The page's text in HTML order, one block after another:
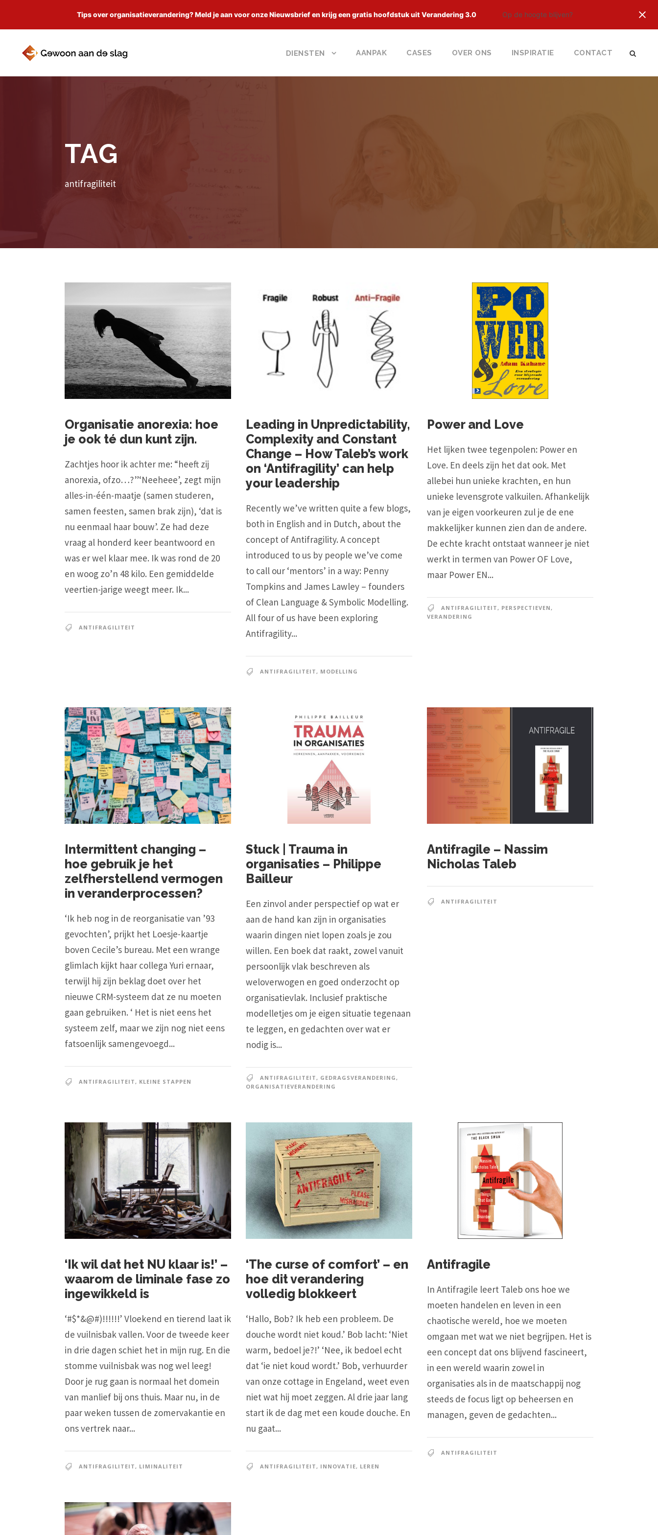
Tips over organisatieverandering? Meld je aan voor onze Nieuwsbrief en krijg een gratis hoofdstuk uit Verandering 3.0 Op de hoogte blijven?
DIENSTEN AANPAK CASES OVER ONS INSPIRATIE CONTACT
TAG
antifragiliteit
Organisatie anorexia: hoe
je ook té dun kunt zijn.
Zachtjes hoor ik achter me: “heeft zij
anorexia, ofzo…?”‘Neeheee’, zegt mijn
alles-in-één-maatje (samen studeren,
samen feesten, samen brak zijn), ‘dat is
nu eenmaal haar bouw’. Ze had deze
vraag al honderd keer beantwoord en
was er wel klaar mee. Ik was rond de 20
en woog zo’n 48 kilo. Een gemiddelde
veertien-jarige weegt meer. Ik...
ANTIFRAGILITEIT
Leading in Unpredictability,
Complexity and Constant
Change – How Taleb’s work
on ‘Antifragility’ can help
your leadership
Recently we’ve written quite a few blogs,
both in English and in Dutch, about the
concept of Antifragility. A concept
introduced to us by people we’ve come
to call our ‘mentors’ in a way: Penny
Tompkins and James Lawley – founders
of Clean Language & Symbolic Modelling.
All four of us have been exploring
Antifragility...
ANTIFRAGILITEIT , MODELLING
Power and Love
Het lijken twee tegenpolen: Power en
Love. En deels zijn het dat ook. Met
allebei hun unieke krachten, en hun
unieke levensgrote valkuilen. Afhankelijk
van je eigen voorkeuren zul je de ene
makkelijker kunnen zien dan de andere.
De echte kracht ontstaat wanneer je niet
werkt in termen van Power OF Love,
maar Power EN...
ANTIFRAGILITEIT , PERSPECTIEVEN ,
VERANDERING
Intermittent changing –
hoe gebruik je het
zelfherstellend vermogen
in veranderprocessen?
‘Ik heb nog in de reorganisatie van ’93
gevochten’, prijkt het Loesje-kaartje
boven Cecile’s bureau. Met een wrange
glimlach kijkt haar collega Yuri ernaar,
terwijl hij zijn beklag doet over het
nieuwe CRM-systeem dat ze nu moeten
gaan gebruiken. ‘ Het is niet eens het
systeem zelf, maar we zijn nog niet eens
fatsoenlijk samengevoegd...
ANTIFRAGILITEIT , KLEINE STAPPEN
Stuck | Trauma in
organisaties – Philippe
Bailleur
Een zinvol ander perspectief op wat er
aan de hand kan zijn in organisaties
waarin dingen niet lopen zoals je zou
willen. Een boek dat raakt, zowel vanuit
persoonlijk vlak beschreven als
weloverwogen en goed onderzocht op
organisatievlak. Inclusief praktische
modelletjes om je eigen situatie tegenaan
te leggen, en gedachten over wat er
nodig is...
ANTIFRAGILITEIT , GEDRAGSVERANDERING ,
ORGANISATIEVERANDERING
Antifragile – Nassim
Nicholas Taleb
ANTIFRAGILITEIT
‘Ik wil dat het NU klaar is!’ –
waarom de liminale fase zo
ingewikkeld is
‘#$*&@#)!!!!!!’ Vloekend en tierend laat ik
de vuilnisbak vallen. Voor de tweede keer
in drie dagen schiet het in mijn rug. En die
stomme vuilnisbak was nog wel leeg!
Door je rug gaan is normaal het domein
van manlief bij ons thuis. Maar nu, in de
paar weken tussen de zomervakantie en
ons vertrek naar...
ANTIFRAGILITEIT , LIMINALITEIT
‘The curse of comfort’ – en
hoe dit verandering
volledig blokkeert
‘Hallo, Bob? Ik heb een probleem. De
douche wordt niet koud.’ Bob lacht: ‘Niet
warm, bedoel je?!’ ‘Nee, ik bedoel echt
dat ‘ie niet koud wordt.’ Bob, verhuurder
van onze cottage in Engeland, weet even
niet wat hij moet zeggen. Al drie jaar lang
start ik de dag met een koude douche. En
nu gaat...
ANTIFRAGILITEIT , INNOVATIE, LEREN
Antifragile
In Antifragile leert Taleb ons hoe we
moeten handelen en leven in een
chaotische wereld, hoe we moeten
omgaan met wat we niet begrijpen. Het is
een concept dat ons blijvend fascineert,
in een wereld waarin zowel in
organisaties als in de maatschappij nog
steeds de focus ligt op beheersen en
managen, geven de gedachten...
ANTIFRAGILITEIT